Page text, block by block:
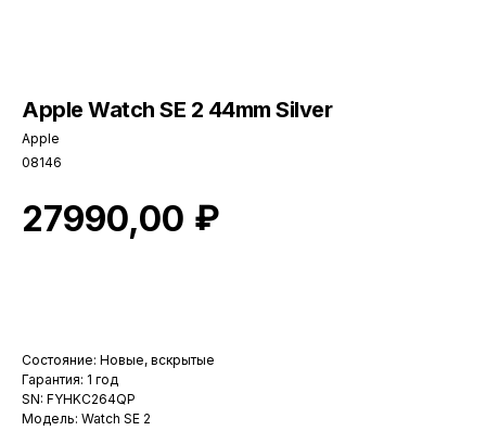
Apple Watch SE 2 44mm Silver
Apple
08146
27990,00 ₽
Состояние: Новые, вскрытые
Гарантия: 1 год
SN: FYHKC264QP
Модель: Watch SE 2